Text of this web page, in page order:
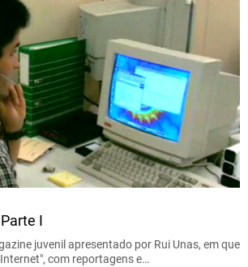
I
juvenil apresentado por Rui Unas, em que
com reportagens e…